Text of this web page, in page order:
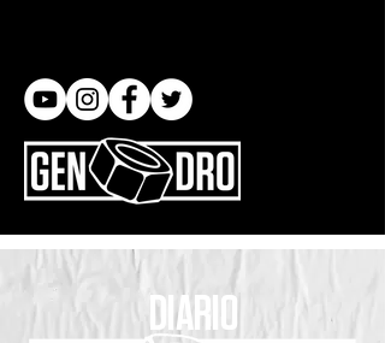
DIARIO